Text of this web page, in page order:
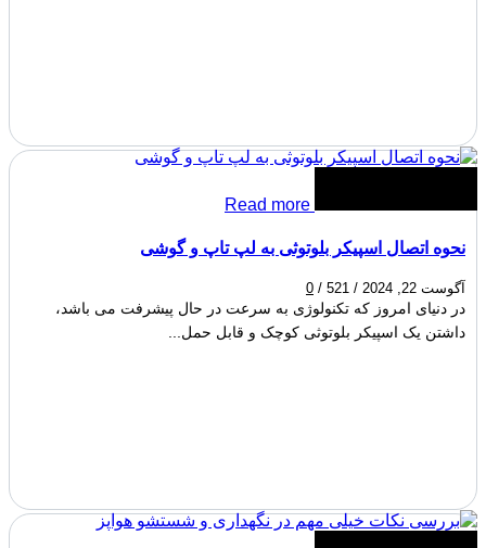
Read more
نحوه اتصال اسپیکر بلوتوثی به لپ تاپ و گوشی
آگوست 22, 2024 /
521
/
0
در دنیای امروز که تکنولوژی به سرعت در حال پیشرفت می باشد،
داشتن یک اسپیکر بلوتوثی کوچک و قابل حمل...